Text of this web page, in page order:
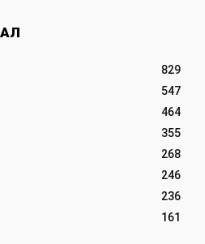
829
547
464
355
268
246
236
161